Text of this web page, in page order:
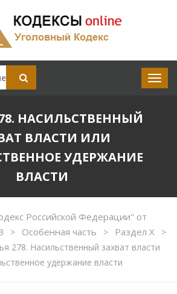
НАСИЛЬСТВЕННЫЙ
ВЛАСТИ ИЛИ
УДЕРЖАНИЕ
ВЛАСТИ
Российской Федерации" от
> Особенная часть > Раздел X >
278. Насильственный захват власти
удержание власти